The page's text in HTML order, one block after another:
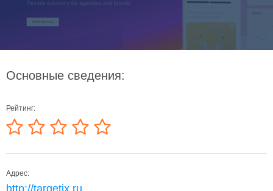
Основные сведения:
Рейтинг:
Адрес:
http://targetix.ru